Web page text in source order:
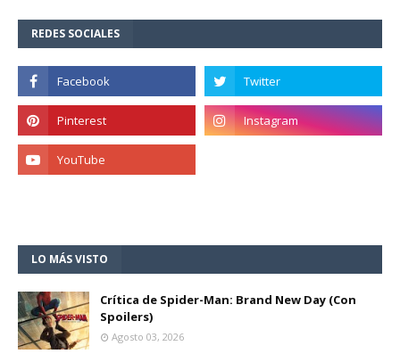
REDES SOCIALES
LO MÁS VISTO
Crítica de Spider-Man: Brand New Day (Con
Spoilers)
Agosto 03, 2026